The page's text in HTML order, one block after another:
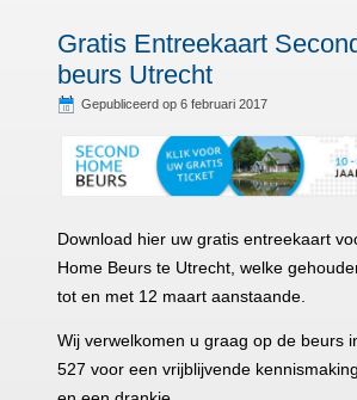
Gratis Entreekaart
beurs Utrecht
Gepubliceerd op 6 februari 2017
Download hier uw gratis entreekaart
Home Beurs te Utrecht, welke
tot en met 12 maart aanstaande.
Wij verwelkomen u graag op de beurs
527 voor een vrijblijvende